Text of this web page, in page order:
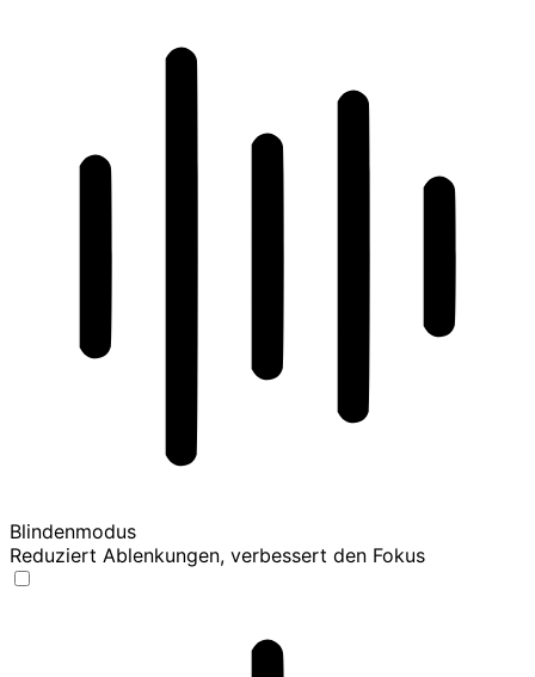
Blindenmodus
Reduziert Ablenkungen, verbessert den Fokus